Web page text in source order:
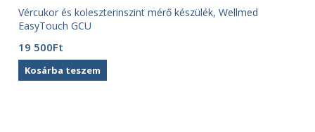
Vércukor és koleszterinszint mérő készülék, Wellmed
EasyTouch GCU
19 500Ft
Kosárba teszem